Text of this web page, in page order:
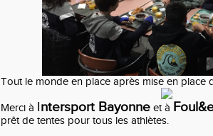
Tout le monde en place après mise en place
Merci à Intersport Bayonne et à
prêt de tentes pour tous les athlètes.